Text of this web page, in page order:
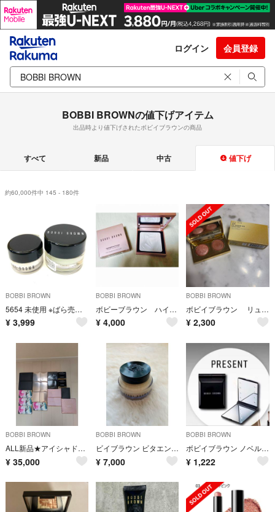
ログイン 会員登録
BOBBI BROWNの値下げアイテム
出品時より値下げされたボビイブラウンの商品
すべて 新品 中古 値下げ
約60,000件中 145 - 180件
BOBBI BROWN
5654 未使用 ※ばら売り不可 BOBBI BROWN アイバーム&クリーム
¥ 3,999
BOBBI BROWN
ボビーブラウン ハイライティングパウダー完売品
¥ 4,000
BOBBI BROWN
ボビイブラウン リュクスアイシャドウデュオ ミッドナイトトースト
¥ 2,300
BOBBI BROWN
ALL新品★アイシャドウ まとめ売り ボビイブラウンほか 20点
¥ 35,000
BOBBI BROWN
ビイブラウン ビタエンリッチド クリーム＆フェイスベース
¥ 7,000
BOBBI BROWN
ボビイブラウン ノベルティ ミラー
¥ 1,222